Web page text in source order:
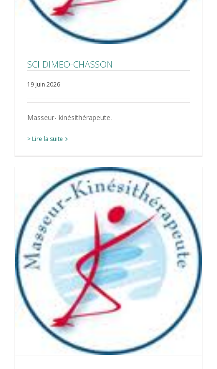
SCI DIMEO-CHASSON
19 juin 2026
Masseur- kinésithérapeute.
> Lire la suite